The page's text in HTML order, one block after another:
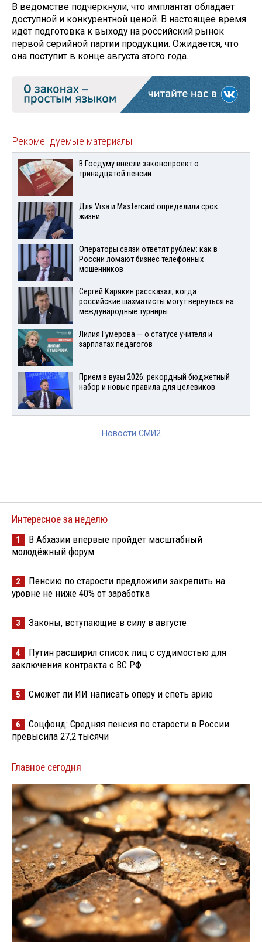
В ведомстве подчеркнули, что имплантат обладает
доступной и конкурентной ценой. В настоящее время
идёт подготовка к выходу на российский рынок
первой серийной партии продукции. Ожидается, что
она поступит в конце августа этого года.
Рекомендуемые материалы
В Госдуму внесли законопроект о
тринадцатой пенсии
Для Visа и Mastercard определили срок
жизни
Операторы связи ответят рублем: как в
России ломают бизнес телефонных
мошенников
Сергей Карякин рассказал, когда
российские шахматисты могут вернуться на
международные турниры
Лилия Гумерова — о статусе учителя и
зарплатах педагогов
Прием в вузы 2026: рекордный бюджетный
набор и новые правила для целевиков
Новости СМИ2
Интересное за неделю
1
В Абхазии впервые пройдёт масштабный
молодёжный форум
2
Пенсию по старости предложили закрепить на
уровне не ниже 40% от заработка
3 Законы, вступающие в силу в августе
4
Путин расширил список лиц с судимостью для
заключения контракта с ВС РФ
5 Сможет ли ИИ написать оперу и спеть арию
6
Соцфонд: Средняя пенсия по старости в России
превысила 27,2 тысячи
Главное сегодня